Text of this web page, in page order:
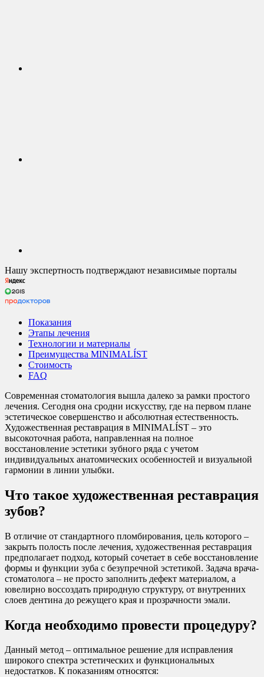
Нашу экспертность подтверждают независимые порталы
Показания
Этапы лечения
Технологии и материалы
Преимущества MINIMALÍST
Стоимость
FAQ
Современная стоматология вышла далеко за рамки простого
лечения. Сегодня она сродни искусству, где на первом плане
эстетическое совершенство и абсолютная естественность.
Художественная реставрация в MINIMALÍST – это
высокоточная работа, направленная на полное
восстановление эстетики зубного ряда с учетом
индивидуальных анатомических особенностей и визуальной
гармонии в линии улыбки.
Что такое художественная реставрация
зубов?
В отличие от стандартного пломбирования, цель которого –
закрыть полость после лечения, художественная реставрация
предполагает подход, который сочетает в себе восстановление
формы и функции зуба с безупречной эстетикой. Задача врача-
стоматолога – не просто заполнить дефект материалом, а
ювелирно воссоздать природную структуру, от внутренних
слоев дентина до режущего края и прозрачности эмали.
Когда необходимо провести процедуру?
Данный метод – оптимальное решение для исправления
широкого спектра эстетических и функциональных
недостатков. К показаниям относятся: